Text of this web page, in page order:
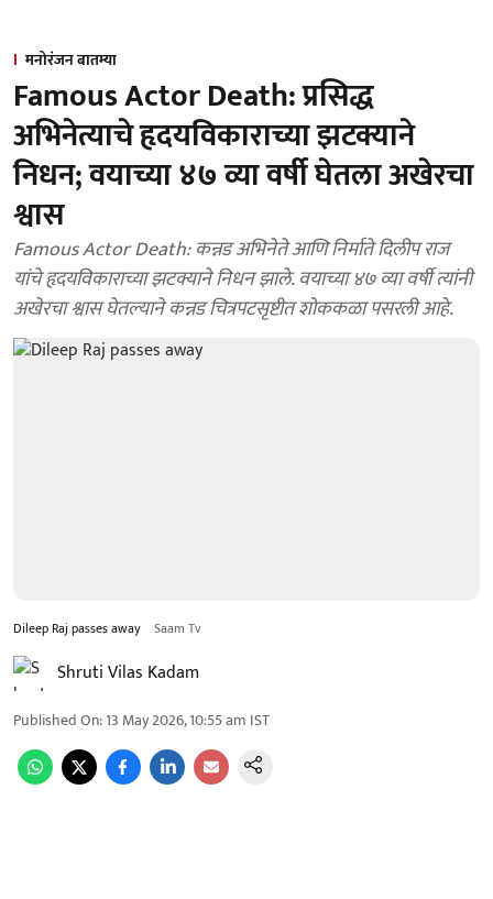
मनोरंजन बातम्या
Famous Actor Death: प्रसिद्ध
अभिनेत्याचे हृदयविकाराच्या झटक्याने
निधन; वयाच्या ४७ व्या वर्षी घेतला अखेरचा
श्वास
Famous Actor Death: कन्नड अभिनेते आणि निर्माते दिलीप राज
यांचे हृदयविकाराच्या झटक्याने निधन झाले. वयाच्या ४७ व्या वर्षी त्यांनी
अखेरचा श्वास घेतल्याने कन्नड चित्रपटसृष्टीत शोककळा पसरली आहे.
Dileep Raj passes away Saam Tv
Shruti Vilas Kadam
Published On:13 May 2026, 10:55 am IST